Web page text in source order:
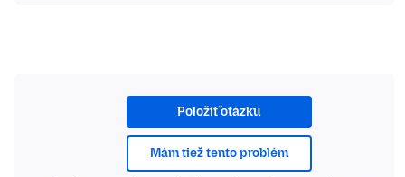
Položiť otázku
Mám tiež tento problém